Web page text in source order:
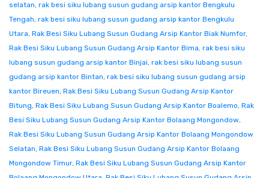
selatan, rak besi siku lubang susun gudang arsip kantor Bengkulu
Tengah, rak besi siku lubang susun gudang arsip kantor Bengkulu
Utara, Rak Besi Siku Lubang Susun Gudang Arsip Kantor Biak Numfor,
Rak Besi Siku Lubang Susun Gudang Arsip Kantor Bima, rak besi siku
lubang susun gudang arsip kantor Binjai, rak besi siku lubang susun
gudang arsip kantor Bintan, rak besi siku lubang susun gudang arsip
kantor Bireuen, Rak Besi Siku Lubang Susun Gudang Arsip Kantor
Bitung, Rak Besi Siku Lubang Susun Gudang Arsip Kantor Boalemo, Rak
Besi Siku Lubang Susun Gudang Arsip Kantor Bolaang Mongondow,
Rak Besi Siku Lubang Susun Gudang Arsip Kantor Bolaang Mongondow
Selatan, Rak Besi Siku Lubang Susun Gudang Arsip Kantor Bolaang
Mongondow Timur, Rak Besi Siku Lubang Susun Gudang Arsip Kantor